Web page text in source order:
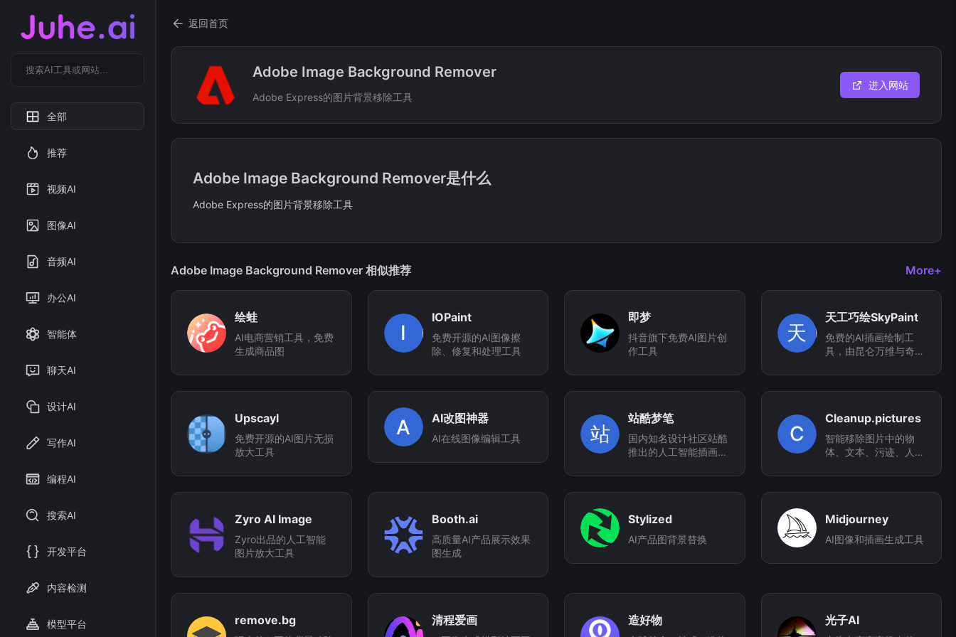
全部
推荐
视频AI
图像AI
音频AI
办公AI
智能体
聊天AI
设计AI
写作AI
编程AI
搜索AI
开发平台
内容检测
模型平台
返回首页
Adobe Image Background Remover
Adobe Express的图片背景移除工具
进入网站
Adobe Image Background Remover是什么
Adobe Express的图片背景移除工具
Adobe Image Background Remover 相似推荐 More+
绘蛙
AI电商营销工具，免费
生成商品图
I
IOPaint
免费开源的AI图像擦
除、修复和处理工具
即梦
抖音旗下免费AI图片创
作工具
天
天工巧绘SkyPaint
免费的AI插画绘制工
具，由昆仑万维与奇点
Upscayl
免费开源的AI图片无损
放大工具
A AI改图神器
AI在线图像编辑工具 站
站酷梦笔
国内知名设计社区站酷
推出的人工智能插画生
C
Cleanup.pictures
智能移除图片中的物
体、文本、污迹、人物
Zyro AI Image
Upscaler
Zyro出品的人工智能
图片放大工具
Booth.ai
高质量AI产品展示效果
图生成
Stylized
AI产品图背景替换
Midjourney
AI图像和插画生成工具
remove.bg 清程爱画 造好物 光子AI